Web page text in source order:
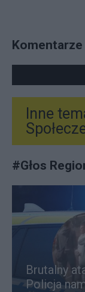
Komentarze
Inne
#Głos
Brutalny
Policja